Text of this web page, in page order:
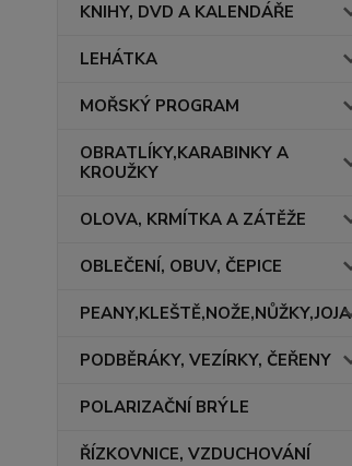
KNIHY, DVD A KALENDÁŘE
LEHÁTKA
MOŘSKÝ PROGRAM
OBRATLÍKY,KARABINKY A
KROUŽKY
OLOVA, KRMÍTKA A ZÁTĚŽE
OBLEČENÍ, OBUV, ČEPICE
PEANY,KLEŠTĚ,NOŽE,NŮŽKY,JOJA
PODBĚRÁKY, VEZÍRKY, ČEŘENY
POLARIZAČNÍ BRÝLE
ŘÍZKOVNICE, VZDUCHOVÁNÍ